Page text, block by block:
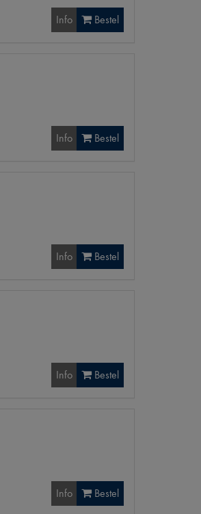
Info Bestel
Info Bestel
Info Bestel
Info Bestel
Info Bestel